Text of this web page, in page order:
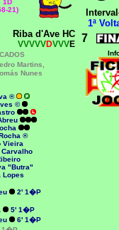
21)
1ª
Riba d'Ave HC
VVVVVDVVVE 7
Martins,
Nunes
®
©
®
Vieira
"Butra"
Lopes
2' 1�P
5' 1�P
6' 1�P